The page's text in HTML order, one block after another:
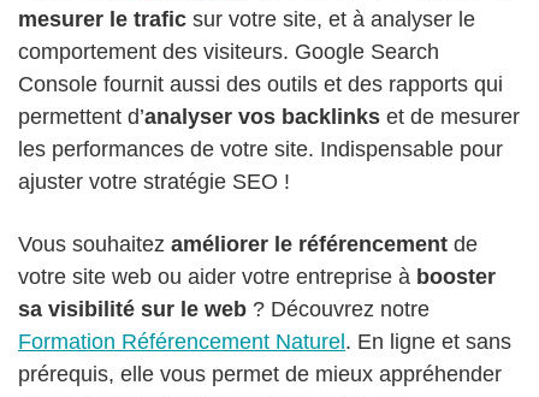
mesurer le trafic sur votre site, et à analyser le
comportement des visiteurs. Google Search
Console fournit aussi des outils et des rapports qui
permettent d’analyser vos backlinks et de mesurer
les performances de votre site. Indispensable pour
ajuster votre stratégie SEO !
Vous souhaitez améliorer le référencement de
votre site web ou aider votre entreprise à booster
sa visibilité sur le web ? Découvrez notre
Formation Référencement Naturel. En ligne et sans
prérequis, elle vous permet de mieux appréhender